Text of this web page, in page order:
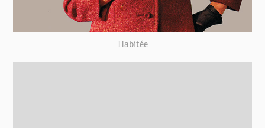
Habitée